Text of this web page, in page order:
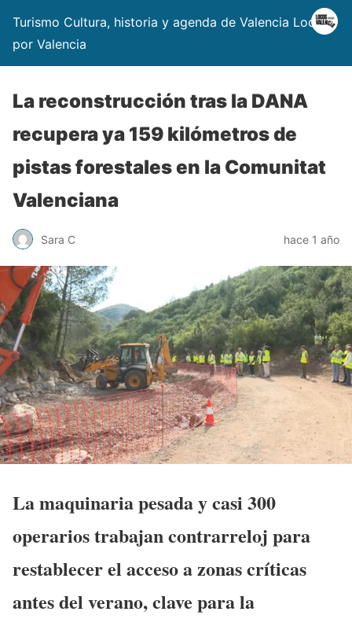
Turismo Cultura, historia y agenda de Valencia Locos
por Valencia
La reconstrucción tras la DANA
recupera ya 159 kilómetros de
pistas forestales en la Comunitat
Valenciana
Sara C hace 1 año
La maquinaria pesada y casi 300
operarios trabajan contrarreloj para
restablecer el acceso a zonas críticas
antes del verano, clave para la